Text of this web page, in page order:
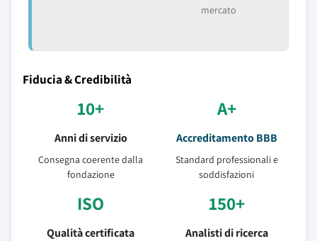
mercato
Fiducia & Credibilità
10+
Anni di servizio
Consegna coerente dalla
fondazione
A+
Accreditamento BBB
Standard professionali e
soddisfazioni
ISO
Qualità certificata
150+
Analisti di ricerca